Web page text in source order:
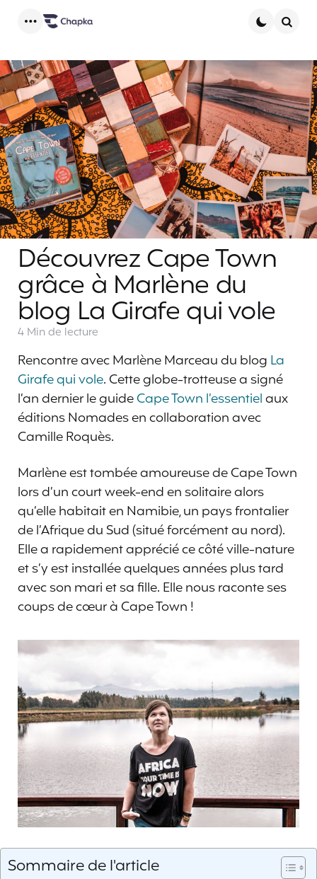
Découvrez Cape Town
grâce à Marlène du
blog La Girafe qui vole
4 Min de lecture
Rencontre avec Marlène Marceau du blog La
Girafe qui vole. Cette globe-trotteuse a signé
l’an dernier le guideCape Town l’essentielaux
éditions Nomades en collaboration avec
Camille Roquès.
Marlène est tombée amoureuse de Cape Town
lors d’un court week-end en solitaire alors
qu’elle habitait en Namibie, un pays frontalier
de l’Afrique du Sud (situé forcément au nord).
Elle a rapidement apprécié ce côté ville-nature
et s’y est installée quelques années plus tard
avec son mari et sa fille. Elle nous raconte ses
coups de cœur à Cape Town !
Sommaire de l'article